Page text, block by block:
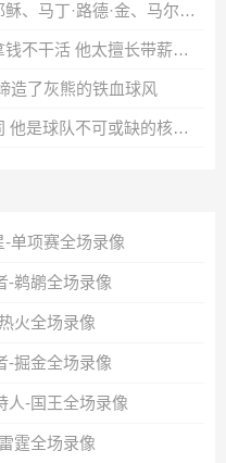
会选谁穿自己的球鞋？三球：耶稣、马丁·路德·金、马尔科姆·X
A·史密斯：伦纳德逼宫快船却拿钱不干活 他太擅长带薪休假了
造了灰熊的铁血球风
斯图尔特：杜伦理应获得大合同 他是球队不可或缺的核心拼图
单项赛全场录像
-鹈鹕全场录像
火全场录像
-掘金全场录像
人-国王全场录像
霆全场录像